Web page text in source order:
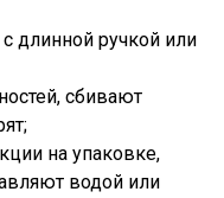
длинной ручкой или
сбивают
на упаковке,
водой или